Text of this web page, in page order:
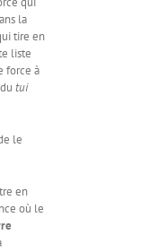
la
tire en
liste
force à
tui
le
en
où le